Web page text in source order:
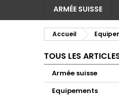
ARMÉE SUISSE
Accueil
TOUS LES
Armée suisse
Equipements